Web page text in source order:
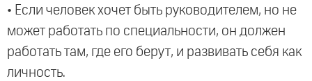
• Если человек хочет быть руководителем, но не
может работать по специальности, он должен
работать там, где его берут, и развивать себя как
личность.